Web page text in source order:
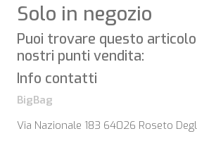
Solo in negozio
Puoi trovare questo
nostri punti vendita:
Info contatti
BigBag
Via Nazionale 183 64026 Roseto